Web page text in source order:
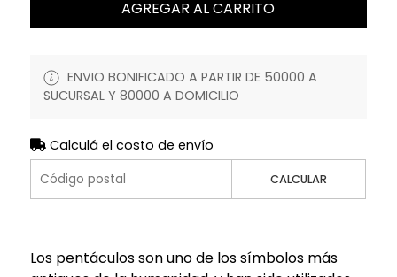
AGREGAR AL CARRITO
ENVIO BONIFICADO A PARTIR DE 50000 A
SUCURSAL Y 80000 A DOMICILIO
Calculá el costo de envío
CALCULAR
Los pentáculos son uno de los símbolos más